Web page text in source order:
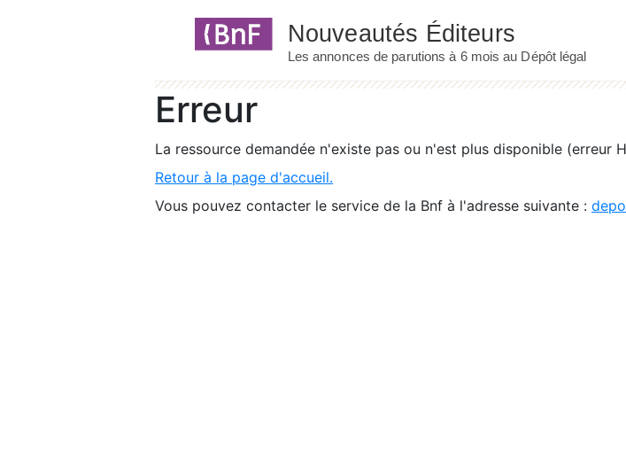
Erreur
La ressource demandée n'existe pas ou n'est plus disponible (erreur
Retour à la page d'accueil.
Vous pouvez contacter le service de la Bnf à l'adresse suivante :